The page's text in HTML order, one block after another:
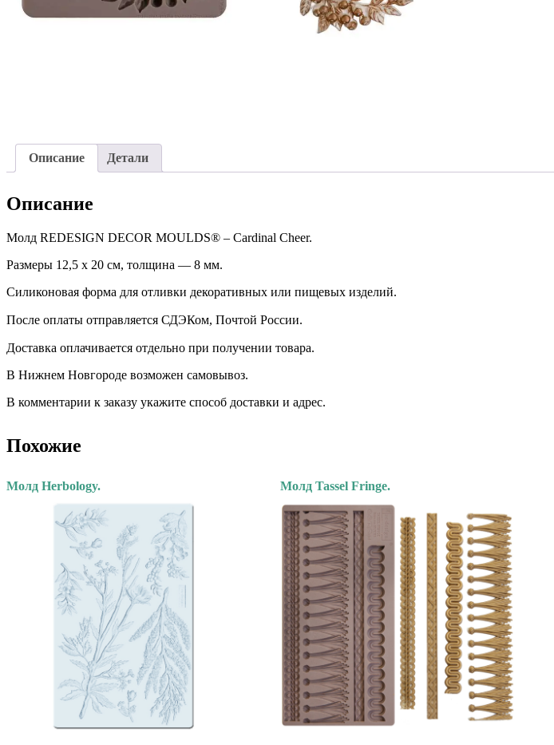
Описание Детали
Описание
Молд REDESIGN DECOR MOULDS® – Cardinal Cheer.
Размеры 12,5 х 20 см, толщина — 8 мм.
Силиконовая форма для отливки декоративных или пищевых изделий.
После оплаты отправляется СДЭКом, Почтой России. ⠀
Доставка оплачивается отдельно при получении товара. ⠀
В Нижнем Новгороде возможен самовывоз.
В комментарии к заказу укажите способ доставки и адрес.
Похожие
Молд Herbology. Молд Tassel Fringe.